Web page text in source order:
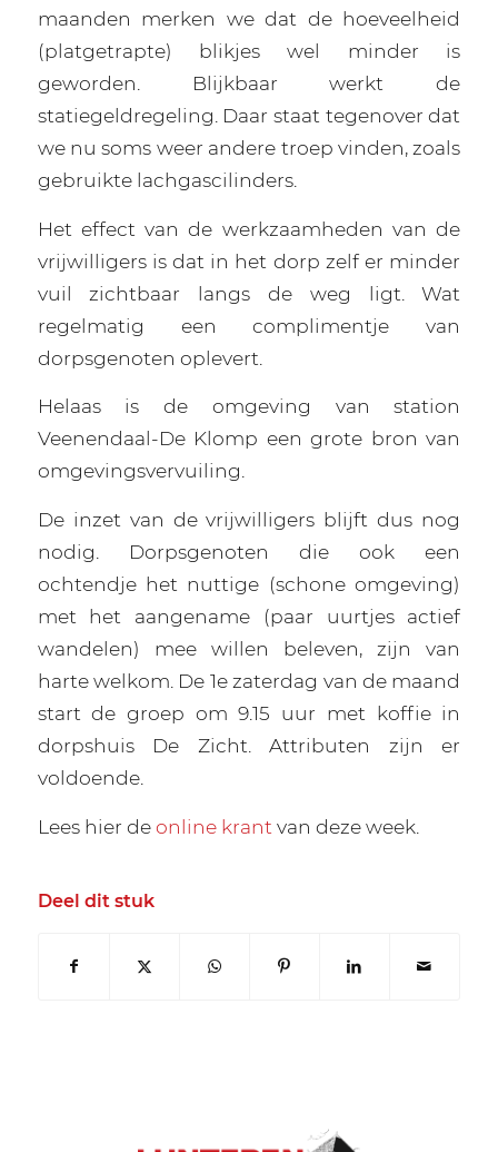
maanden merken we dat de hoeveelheid
(platgetrapte) blikjes wel minder is
geworden. Blijkbaar werkt de
statiegeldregeling. Daar staat tegenover dat
we nu soms weer andere troep vinden, zoals
gebruikte lachgascilinders.
Het effect van de werkzaamheden van de
vrijwilligers is dat in het dorp zelf er minder
vuil zichtbaar langs de weg ligt. Wat
regelmatig een complimentje van
dorpsgenoten oplevert.
Helaas is de omgeving van station
Veenendaal-De Klomp een grote bron van
omgevingsvervuiling.
De inzet van de vrijwilligers blijft dus nog
nodig. Dorpsgenoten die ook een
ochtendje het nuttige (schone omgeving)
met het aangename (paar uurtjes actief
wandelen) mee willen beleven, zijn van
harte welkom. De 1e zaterdag van de maand
start de groep om 9.15 uur met koffie in
dorpshuis De Zicht. Attributen zijn er
voldoende.
Lees hier deonline krant van deze week.
Deel dit stuk